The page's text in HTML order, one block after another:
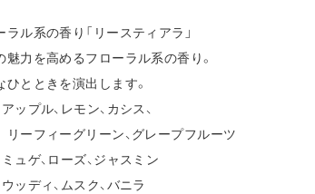
ル系の香り「リースティアラ」
力を高めるフローラル系の香り。
とときを演出します。
プル、レモン、カシス、
リーン、グレープフルーツ
ゲ、ローズ、ジャスミン
ディ、ムスク、バニラ